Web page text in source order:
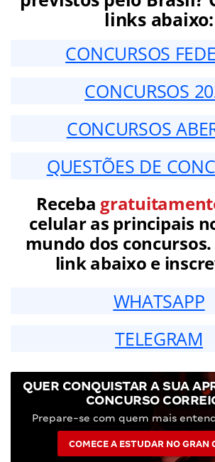
links abaixo:
CONCURSOS
CONCURSOS
CONCURSOS
QUESTÕES DE
Receba
celular as principais
mundo dos
link abaixo e
WHATSAPP
TELEGRAM
QUER CONQUISTAR A SUA
CONCURSO
Prepare-se com quem mais
COMECE A ESTUDAR NO GRAN